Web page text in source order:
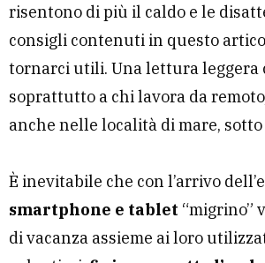
risentono di più il caldo e le
consigli contenuti in questo
tornarci utili. Una lettura leggera
soprattutto a chi lavora da
anche nelle località di mare, sotto
È inevitabile che con l’arrivo
smartphone e tablet “migrino”
di vacanza assieme ai loro